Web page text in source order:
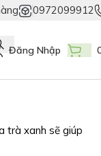
Vệ Tuyệt Đối Hàng Thật!
0972099912
Đăng Nhập
trà xanh sẽ giúp